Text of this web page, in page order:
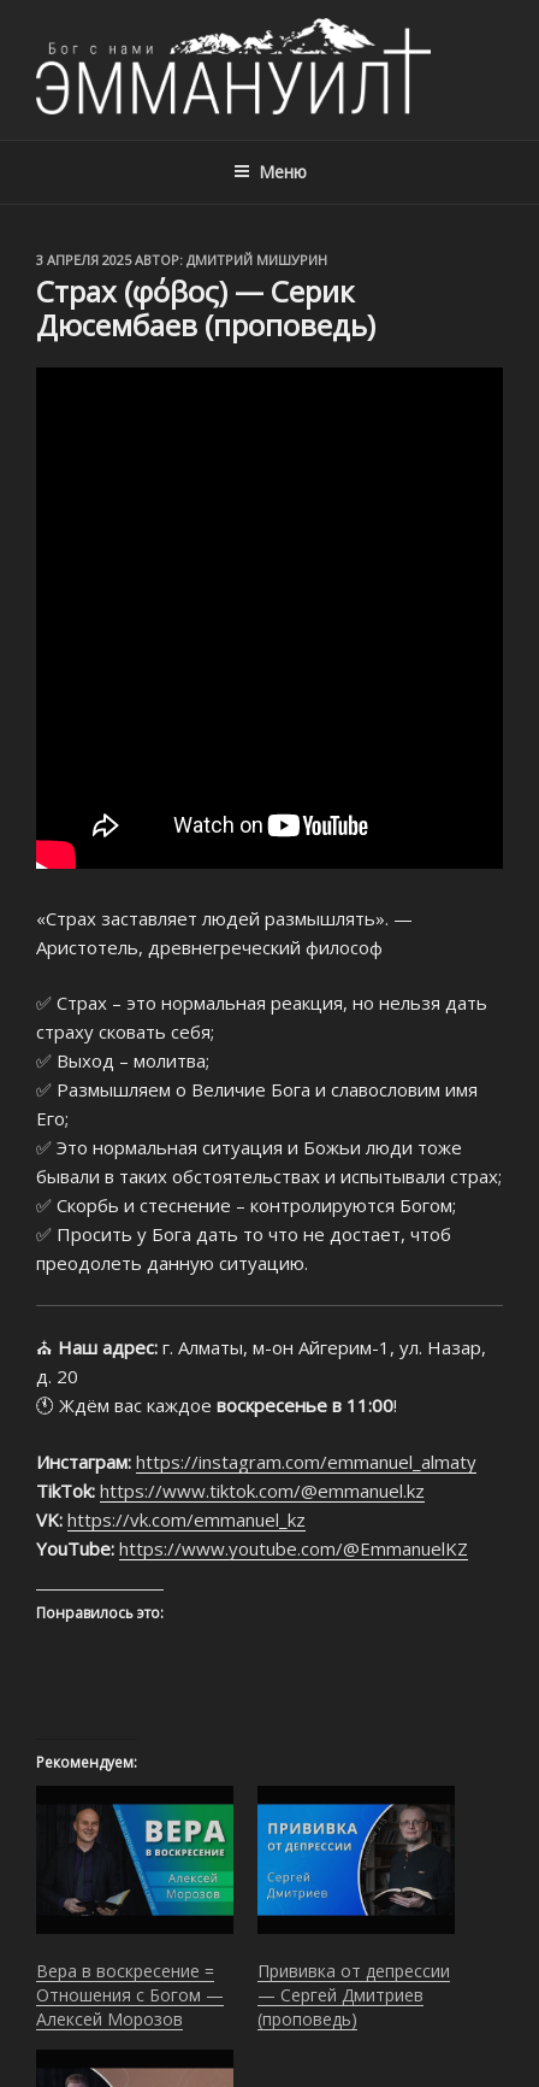
Меню
ОПУБЛИКОВАНО
3 АПРЕЛЯ 2025АВТОР: ДМИТРИЙ МИШУРИН
Страх (φόβος) — Серик
Дюсембаев (проповедь)
«Страх заставляет людей размышлять». —
Аристотель, древнегреческий философ
✅ Страх – это нормальная реакция, но нельзя дать
страху сковать себя;
✅ Выход – молитва;
✅ Размышляем о Величие Бога и славословим имя
Его;
✅ Это нормальная ситуация и Божьи люди тоже
бывали в таких обстоятельствах и испытывали страх;
✅ Скорбь и стеснение – контролируются Богом;
✅ Просить у Бога дать то что не достает, чтоб
преодолеть данную ситуацию.
⛪ Наш адрес: г. Алматы, м-он Айгерим-1, ул. Назар,
д. 20
🕚 Ждём вас каждое воскресенье в 11:00!
Инстаграм: https://instagram.com/emmanuel_almaty
TikTok: https://www.tiktok.com/@emmanuel.kz
VK: https://vk.com/emmanuel_kz
YouTube: https://www.youtube.com/@EmmanuelKZ
Понравилось это:
Рекомендуем:
Вера в воскресение =
Отношения с Богом —
Алексей Морозов
Прививка от депрессии
— Сергей Дмитриев
(проповедь)